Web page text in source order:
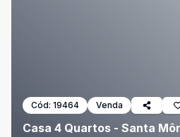
Cód: 19464 Venda
Casa 4 Quartos - Santa